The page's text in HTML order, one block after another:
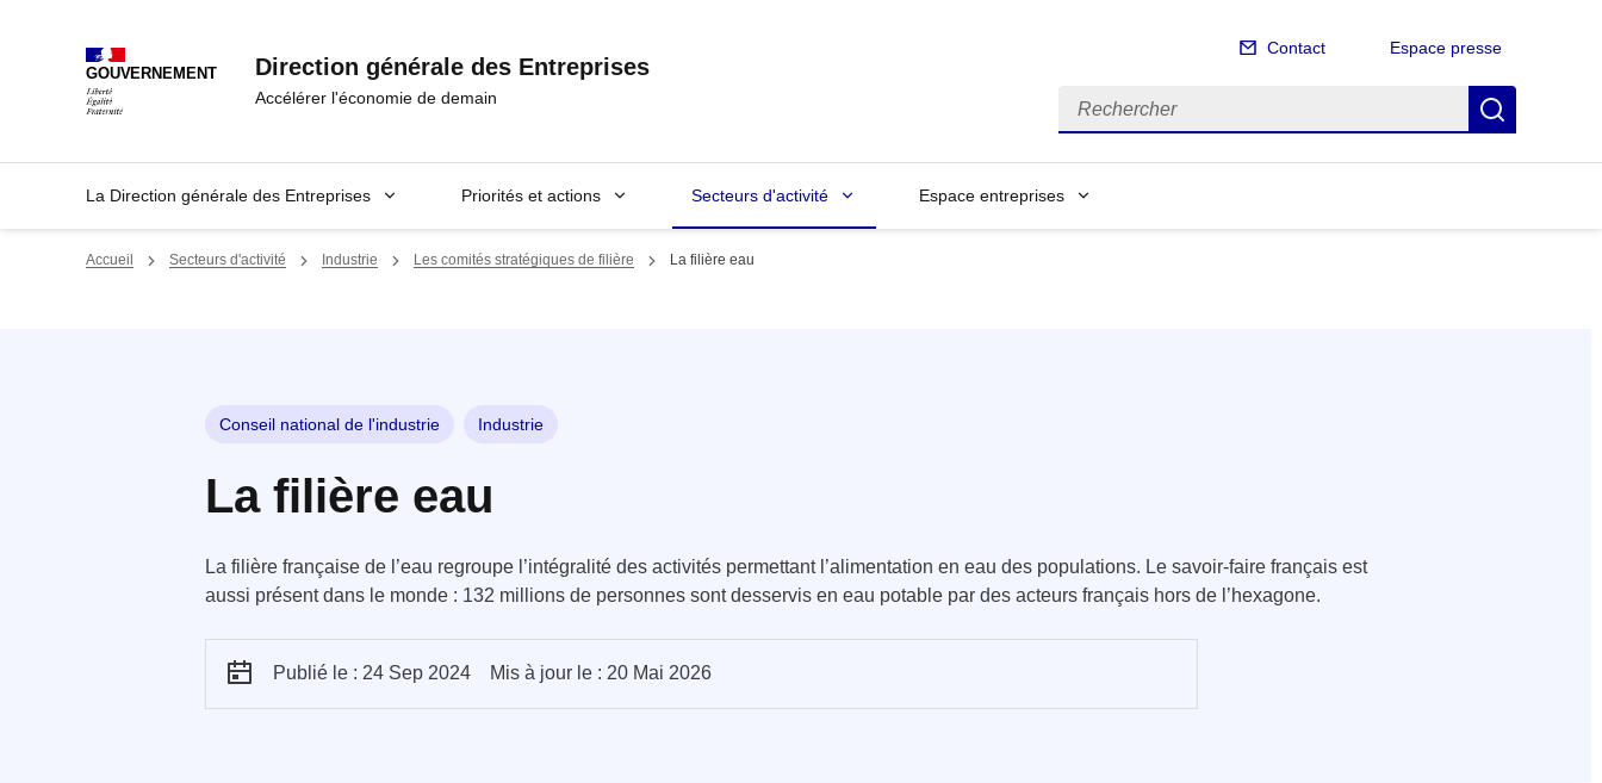
GOUVERNEMENT Direction générale des Entreprises
Accélérer l'économie de demain
Contact Espace presse
Rechercher
La Direction générale des Entreprises Priorités et actions Secteurs d'activité Espace entreprises
Accueil Secteurs d'activité Industrie Les comités stratégiques de filière La filière eau
Conseil national de l'industrie Industrie
La filière eau
La filière française de l’eau regroupe l’intégralité des activités permettant l’alimentation en eau des populations. Le savoir-faire français est
aussi présent dans le monde : 132 millions de personnes sont desservis en eau potable par des acteurs français hors de l’hexagone.
Publié le : 24 Sep 2024 Mis à jour le : 20 Mai 2026